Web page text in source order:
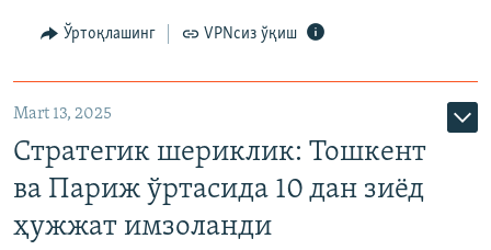
Ўртоқлашинг VPNсиз ўқиш
Mart 13, 2025
Стратегик шериклик: Тошкент
ва Париж ўртасида 10 дан зиёд
ҳужжат имзоланди